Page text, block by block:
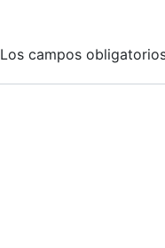
Los campos